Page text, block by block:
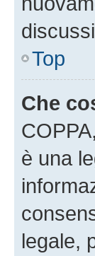
Top
Che
è una
legale,